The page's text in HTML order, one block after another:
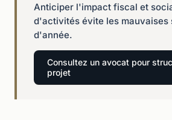
Anticiper l'impact fiscal et
d'activités évite les mauvaises
d'année.
Consultez un avocat pour
projet